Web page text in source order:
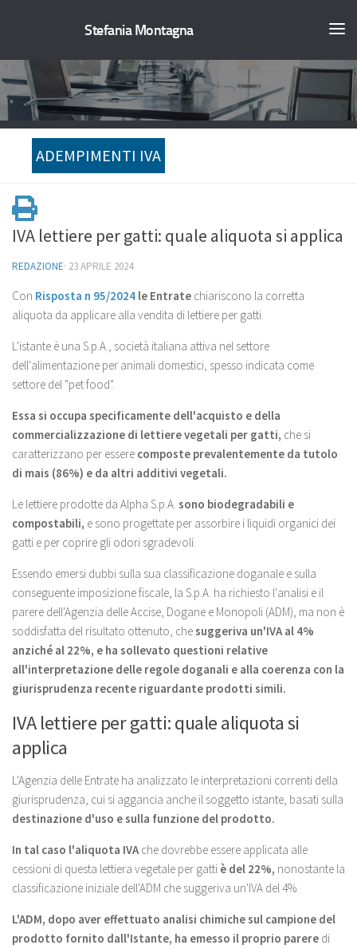
Stefania Montagna
ADEMPIMENTI IVA
IVA lettiere per gatti: quale aliquota si applica
REDAZIONE· 23 APRILE 2024
Con Risposta n 95/2024 le Entrate chiariscono la corretta
aliquota da applicare alla vendita di lettiere per gatti.
L'istante è una S.p.A., società italiana attiva nel settore
dell'alimentazione per animali domestici, spesso indicata come
settore del "pet food".
Essa si occupa specificamente dell'acquisto e della
commercializzazione di lettiere vegetali per gatti, che si
caratterizzano per essere composte prevalentemente da tutolo
di mais (86%) e da altri additivi vegetali.
Le lettiere prodotte da Alpha S.p.A. sono biodegradabili e
compostabili, e sono progettate per assorbire i liquidi organici dei
gatti e per coprire gli odori sgradevoli.
Essendo emersi dubbi sulla sua classificazione doganale e sulla
conseguente imposizione fiscale, la S.p.A. ha richiesto l'analisi e il
parere dell'Agenzia delle Accise, Dogane e Monopoli (ADM), ma non è
soddisfatta del risultato ottenuto, chesuggeriva un'IVA al 4%
anziché al 22%, e ha sollevato questioni relative
all'interpretazione delle regole doganali e alla coerenza con la
giurisprudenza recente riguardante prodotti simili.
IVA lettiere per gatti: quale aliquota si
applica
L'Agenzia delle Entrate ha analizzato le interpretazioni correnti della
giurisprudenza, cui si aggancia anche il soggetto istante, basati sulla
destinazione d'uso e sulla funzione del prodotto.
In tal caso l'aliquota IVAche dovrebbe essere applicata alle
cessioni di questa lettiera vegetale per gatti è del 22%, nonostante la
classificazione iniziale dell'ADM che suggeriva un'IVA del 4%.
L'ADM, dopo aver effettuato analisi chimiche sul campione del
prodotto fornito dall'Istante, ha emesso il proprio parere di